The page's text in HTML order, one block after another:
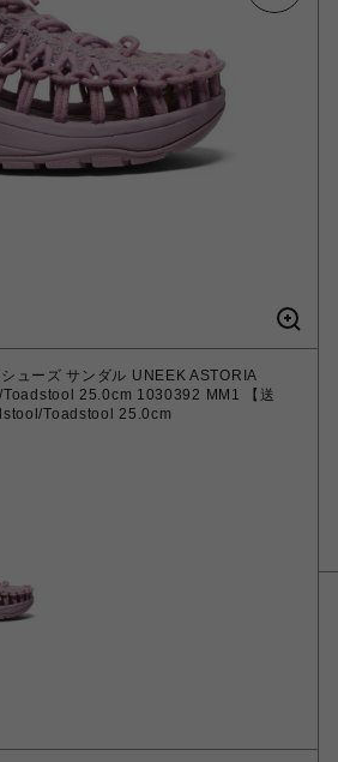
ューズ サンダル UNEEK ASTORIA
25.0cm 1030392 MM1 【送
Toadstool 25.0cm